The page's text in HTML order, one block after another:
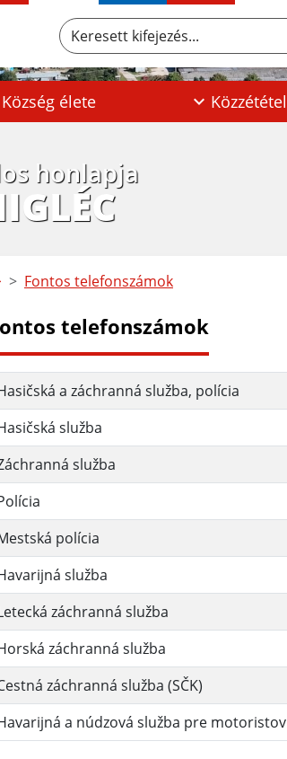
Keresett kifejezés...
Község élete Közzététel
honlapja
Fontos telefonszámok
telefonszámok
a záchranná služba, polícia
služba
služba
polícia
služba
záchranná služba
záchranná služba
záchranná služba (SČK)
a núdzová služba pre motoristov